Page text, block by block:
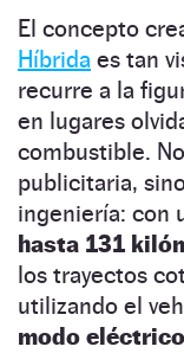
El concepto
Híbrida es tan
recurre a la
en lugares
combustible.
publicitaria,
ingeniería: con
hasta 131
los trayectos
utilizando el
modo